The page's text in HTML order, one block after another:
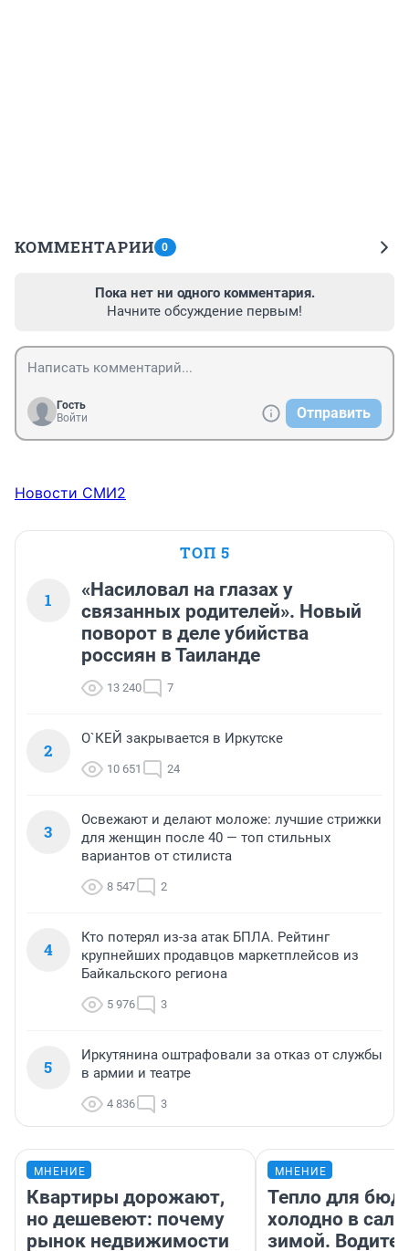
КОММЕНТАРИИ 0
Пока нет ни одного комментария.
Начните обсуждение первым!
Гость
Войти
Отправить
Новости СМИ2
ТОП 5
1
«Насиловал на глазах у
связанных родителей». Новый
поворот в деле убийства
россиян в Таиланде
13 240 7
2
О`КЕЙ закрывается в Иркутске
10 651 24
3
Освежают и делают моложе: лучшие стрижки
для женщин после 40 — топ стильных
вариантов от стилиста
8 547 2
4
Кто потерял из-за атак БПЛА. Рейтинг
крупнейших продавцов маркетплейсов из
Байкальского региона
5 976 3
5
Иркутянина оштрафовали за отказ от службы
в армии и театре
4 836 3
МНЕНИЕ
Квартиры дорожают,
но дешевеют: почему
рынок недвижимости
МНЕНИЕ
Тепло для
холодно в
зимой.